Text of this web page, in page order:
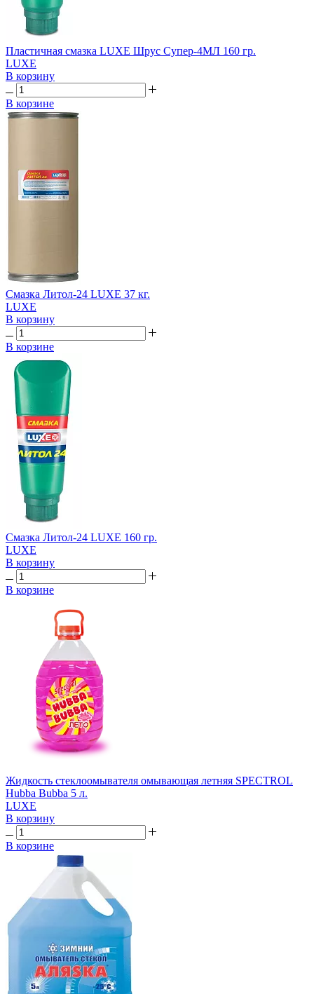
Пластичная смазка LUXE Шрус Супер-4МЛ 160 гр.
LUXE
В корзину
В корзине
Смазка Литол-24 LUXE 37 кг.
LUXE
В корзину
В корзине
Смазка Литол-24 LUXE 160 гр.
LUXE
В корзину
В корзине
Жидкость стеклоомывателя омывающая летняя SPECTROL
Hubba Bubba 5 л.
LUXE
В корзину
В корзине